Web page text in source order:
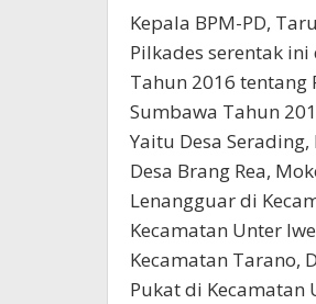
Kepala BPM-PD,
Pilkades serentak
Tahun 2016 tentang
Sumbawa Tahun
Yaitu Desa
Desa Brang Rea,
Lenangguar di
Kecamatan Unter
Kecamatan Tarano,
Pukat di Kecamatan